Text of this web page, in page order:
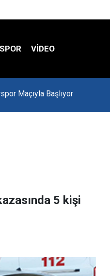
SPOR VIDEO
5 kişi